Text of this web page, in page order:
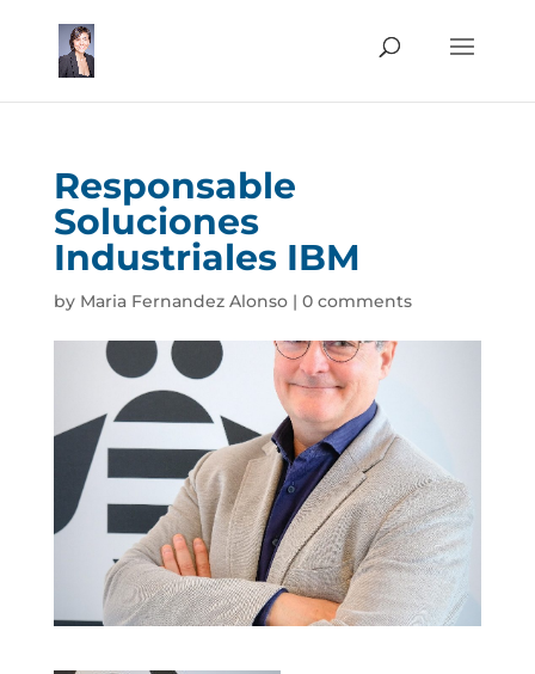
Responsable
Soluciones
Industriales IBM
by Maria Fernandez Alonso| 0 comments